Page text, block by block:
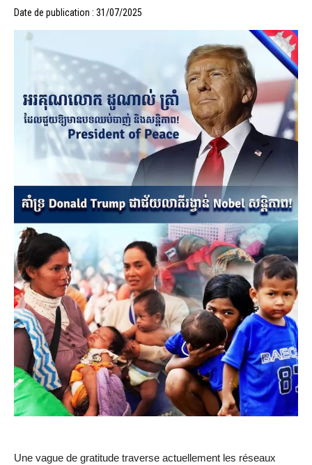
Date de publication : 31/07/2025
Une vague de gratitude traverse actuellement les réseaux